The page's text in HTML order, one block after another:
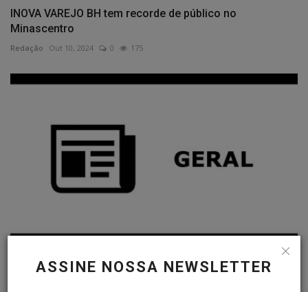
ASSINE NOSSA NEWSLETTER
INOVA VAREJO BH tem recorde de público no
Minascentro
Redação Out 10, 2024 0 175
A PARTIR DE MAIO - Confirmado salário mínimo de R$
1.320